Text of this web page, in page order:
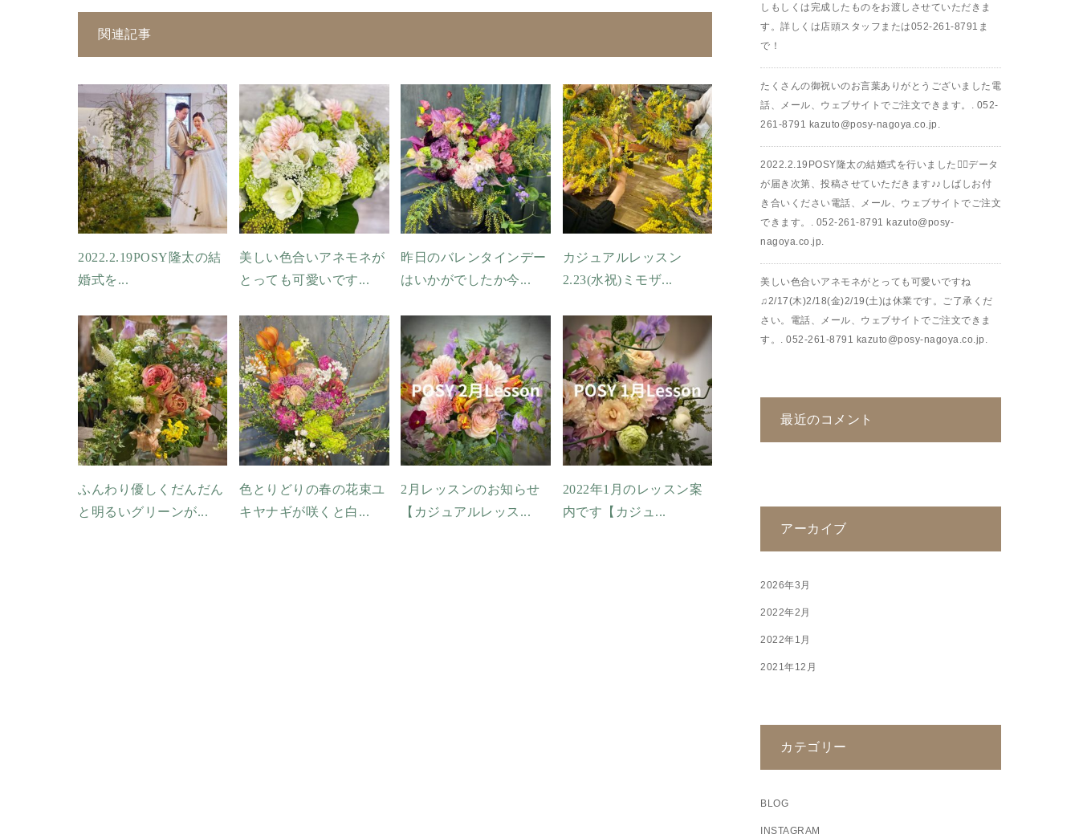
関連記事
2022.2.19POSY隆太の結
婚式を...
美しい色合いアネモネが
とっても可愛いです...
昨日のバレンタインデー
はいかがでしたか今...
カジュアルレッスン
2.23(水祝)ミモザ...
ふんわり優しくだんだん
と明るいグリーンが...
色とりどりの春の花束ユ
キヤナギが咲くと白...
2月レッスンのお知らせ
【カジュアルレッス...
2022年1月のレッスン案
内です【カジュ...
しもしくは完成したものをお渡しさせていただきま
す。詳しくは店頭スタッフまたは︎052-261-8791ま
で！
たくさんの御祝いのお言葉ありがとうございました電
話、メール、ウェブサイトでご注文できます。.︎ 052-
261-8791︎ kazuto@posy-nagoya.co.jp.
2022.2.19POSY隆太の結婚式を行いました🤵‍♂️データ
が届き次第、投稿させていただきます♪♪しばしお付
き合いください電話、メール、ウェブサイトでご注文
できます。.︎ 052-261-8791︎ kazuto@posy-
nagoya.co.jp.
美しい色合いアネモネがとっても可愛いですね
♫2/17(木)2/18(金)2/19(土)は休業です。ご了承くだ
さい。電話、メール、ウェブサイトでご注文できま
す。.︎ 052-261-8791︎ kazuto@posy-nagoya.co.jp.
最近のコメント
アーカイブ
2026年3月
2022年2月
2022年1月
2021年12月
カテゴリー
BLOG
INSTAGRAM